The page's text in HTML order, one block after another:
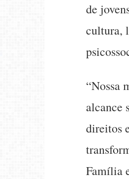
de
cultura,
“Nossa
alcance
direitos
Família